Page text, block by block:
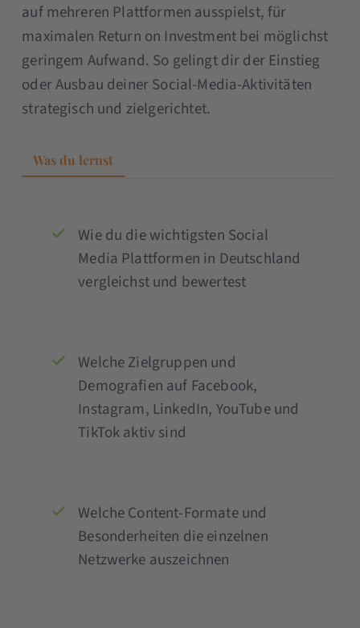
auf mehreren Plattformen ausspielst, für
maximalen Return on Investment bei möglichst
geringem Aufwand. So gelingt dir der Einstieg
oder Ausbau deiner Social-Media-Aktivitäten
strategisch und zielgerichtet.
Was du lernst
Wie du die wichtigsten Social
Media Plattformen in Deutschland
vergleichst und bewertest
Welche Zielgruppen und
Demografien auf Facebook,
Instagram, LinkedIn, YouTube und
TikTok aktiv sind
Welche Content-Formate und
Besonderheiten die einzelnen
Netzwerke auszeichnen